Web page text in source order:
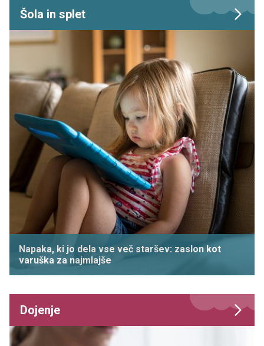
Šola in splet
Napaka, ki jo dela vse več staršev: zaslon kot
varuška za najmlajše
Dojenje